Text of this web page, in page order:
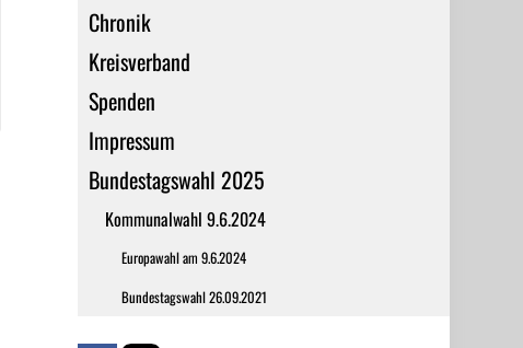
Chronik
Kreisverband
Spenden
Impressum
Bundestagswahl 2025
Kommunalwahl 9.6.2024
Europawahl am 9.6.2024
Bundestagswahl 26.09.2021